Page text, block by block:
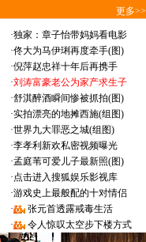
更多>>
·独家：章子怡带妈妈看电影
·佟大为马伊琍再度牵手(图)
·倪萍赵忠祥十年后再携手
·刘涛富豪老公为家产求生子
·舒淇醉酒瞬间惨被抓拍(图)
·实拍漂亮的地摊西施(组图)
·世界九大罪恶之城(组图)
·李孝利新欢私密视频曝光
·孟庭苇可爱儿子最新照(图)
·点击进入搜狐娱乐影视库
·游戏史上最般配的十对情侣
·
张元首透露戒毒生活
· 令人惊叹太空步下楼方式